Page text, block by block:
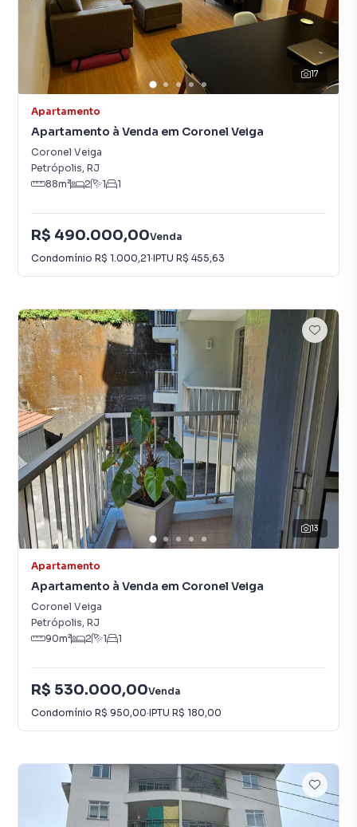
17
Apartamento
Apartamento à Venda em Coronel Veiga
Coronel Veiga
Petrópolis, RJ
88m² 2 1 1
R$ 490.000,00Venda
Condomínio R$ 1.000,21·IPTU R$ 455,63
13
Apartamento
Apartamento à Venda em Coronel Veiga
Coronel Veiga
Petrópolis, RJ
90m² 2 1 1
R$ 530.000,00Venda
Condomínio R$ 950,00·IPTU R$ 180,00